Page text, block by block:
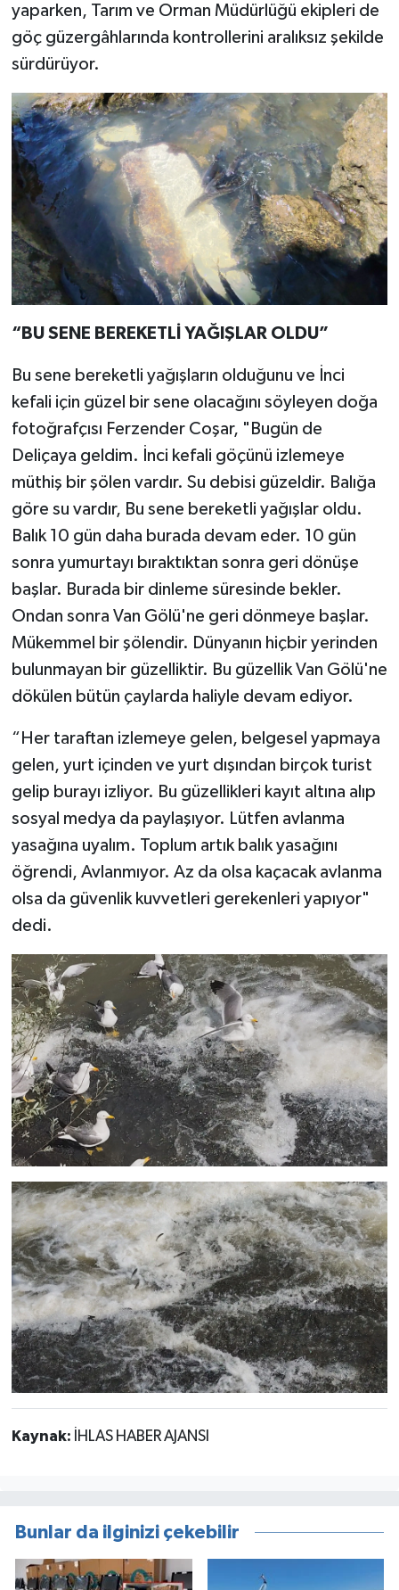
yaparken, Tarım ve Orman Müdürlüğü ekipleri de
göç güzergâhlarında kontrollerini aralıksız şekilde
sürdürüyor.
“BU SENE BEREKETLİ YAĞIŞLAR OLDU”
Bu sene bereketli yağışların olduğunu ve İnci
kefali için güzel bir sene olacağını söyleyen doğa
fotoğrafçısı Ferzender Coşar, "Bugün de
Deliçaya geldim. İnci kefali göçünü izlemeye
müthiş bir şölen vardır. Su debisi güzeldir. Balığa
göre su vardır, Bu sene bereketli yağışlar oldu.
Balık 10 gün daha burada devam eder. 10 gün
sonra yumurtayı bıraktıktan sonra geri dönüşe
başlar. Burada bir dinleme süresinde bekler.
Ondan sonra Van Gölü'ne geri dönmeye başlar.
Mükemmel bir şölendir. Dünyanın hiçbir yerinden
bulunmayan bir güzelliktir. Bu güzellik Van Gölü'ne
dökülen bütün çaylarda haliyle devam ediyor.
“Her taraftan izlemeye gelen, belgesel yapmaya
gelen, yurt içinden ve yurt dışından birçok turist
gelip burayı izliyor. Bu güzellikleri kayıt altına alıp
sosyal medya da paylaşıyor. Lütfen avlanma
yasağına uyalım. Toplum artık balık yasağını
öğrendi, Avlanmıyor. Az da olsa kaçacak avlanma
olsa da güvenlik kuvvetleri gerekenleri yapıyor"
dedi.
Kaynak: İHLAS HABER AJANSI
Bunlar da ilginizi çekebilir